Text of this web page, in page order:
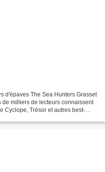
d'épaves The Sea Hunters Grasset
de milliers de lecteurs connaissent
Cyclope, Trésor et autres best-